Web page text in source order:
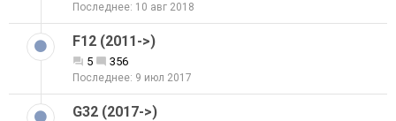
10 авг 2018
F12 (2011->)
5 356
9 июл 2017
G32 (2017->)